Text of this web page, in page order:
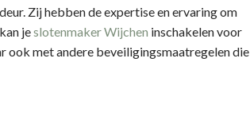
Zij hebben de expertise en ervaring om
jeslotenmaker Wijchen inschakelen voor
ook met andere beveiligingsmaatregelen die